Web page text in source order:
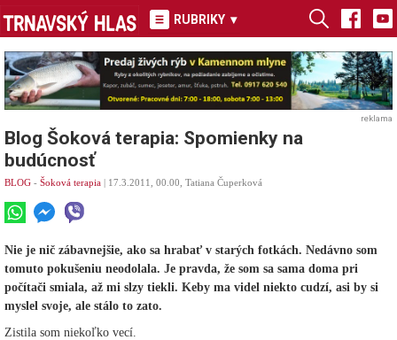
RUBRIKY ▾
reklama
Blog Šoková terapia: Spomienky na
budúcnosť
BLOG - Šoková terapia | 17.3.2011, 00.00, Tatiana Čuperková
Nie je nič zábavnejšie, ako sa hrabať v starých fotkách. Nedávno som
tomuto pokušeniu neodolala. Je pravda, že som sa sama doma pri
počítači smiala, až mi slzy tiekli. Keby ma videl niekto cudzí, asi by si
myslel svoje, ale stálo to zato.
Zistila som niekoľko vecí.